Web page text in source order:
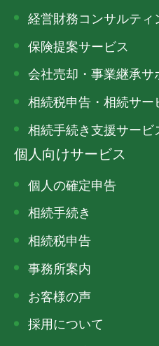
経営財務コンサルティ
保険提案サービス
会社売却・事業継承サ
相続税申告・相続サー
相続手続き支援サービ
個人向けサービス
個人の確定申告
相続手続き
相続税申告
事務所案内
お客様の声
採用について